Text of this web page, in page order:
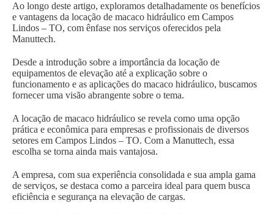
Ao longo deste artigo, exploramos detalhadamente os benefícios
e vantagens da locação de macaco hidráulico em Campos
Lindos – TO, com ênfase nos serviços oferecidos pela
Manuttech.
Desde a introdução sobre a importância da locação de
equipamentos de elevação até a explicação sobre o
funcionamento e as aplicações do macaco hidráulico, buscamos
fornecer uma visão abrangente sobre o tema.
A locação de macaco hidráulico se revela como uma opção
prática e econômica para empresas e profissionais de diversos
setores em Campos Lindos – TO. Com a Manuttech, essa
escolha se torna ainda mais vantajosa.
A empresa, com sua experiência consolidada e sua ampla gama
de serviços, se destaca como a parceira ideal para quem busca
eficiência e segurança na elevação de cargas.